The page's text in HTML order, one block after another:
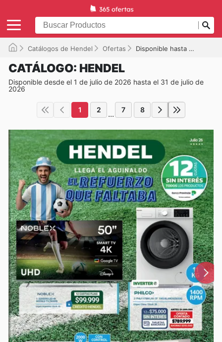
Catálogos de Hendel Ofertas Disponible hasta el 31/07/2026
CATÁLOGO: HENDEL
Disponible desde el 1 de julio de 2026 hasta el 31 de julio de
2026
1 2 ... 7 8